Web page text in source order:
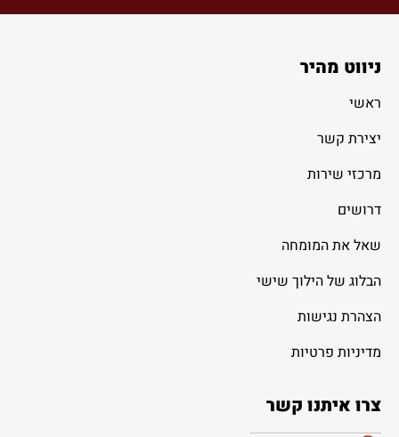
ניווט מהיר
ראשי
יצירת קשר
מרכזי שירות
דרושים
שאל את המומחה
הבלוג של הילוך שישי
הצהרת נגישות
מדיניות פרטיות
צרו איתנו קשר